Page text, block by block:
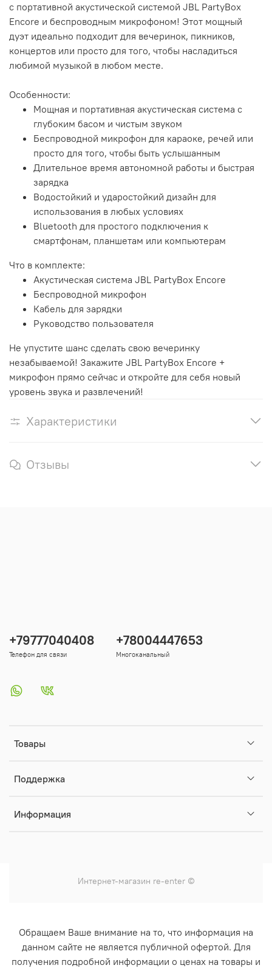
с портативной акустической системой JBL PartyBox
Encore и беспроводным микрофоном! Этот мощный
дуэт идеально подходит для вечеринок, пикников,
концертов или просто для того, чтобы насладиться
любимой музыкой в любом месте.
Особенности:
Мощная и портативная акустическая система с
глубоким басом и чистым звуком
Беспроводной микрофон для караоке, речей или
просто для того, чтобы быть услышанным
Длительное время автономной работы и быстрая
зарядка
Водостойкий и ударостойкий дизайн для
использования в любых условиях
Bluetooth для простого подключения к
смартфонам, планшетам или компьютерам
Что в комплекте:
Акустическая система JBL PartyBox Encore
Беспроводной микрофон
Кабель для зарядки
Руководство пользователя
Не упустите шанс сделать свою вечеринку
незабываемой! Закажите JBL PartyBox Encore +
микрофон прямо сейчас и откройте для себя новый
уровень звука и развлечений!
Характеристики
Отзывы
Товары
Поддержка
Информация
+79777040408
Телефон для связи
+78004447653
Многоканальный
Интернет-магазин re-enter ©
Обращаем Ваше внимание на то, что информация на
данном сайте не является публичной офертой. Для
получения подробной информации о ценах на товары и